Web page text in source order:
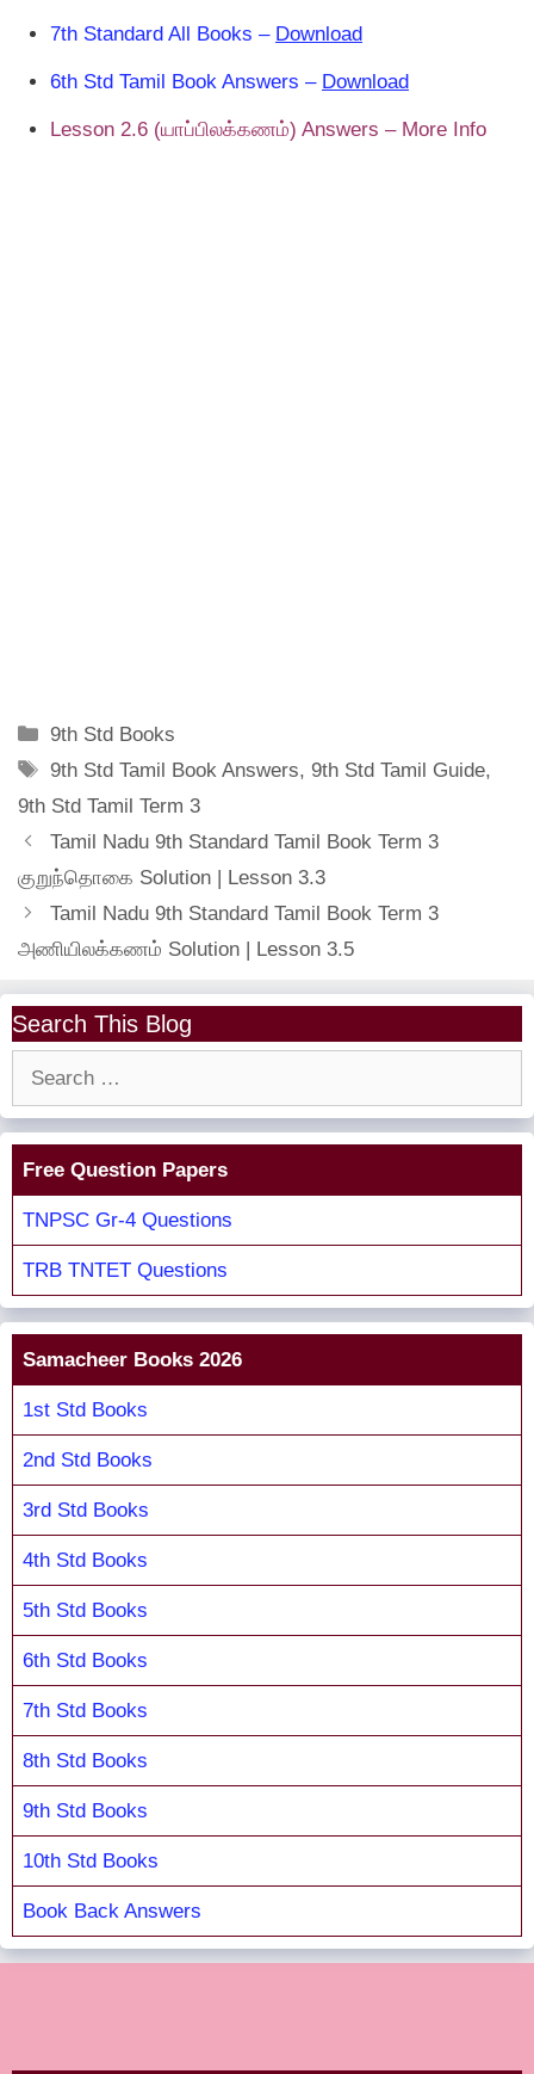
7th Standard All Books – Download
6th Std Tamil Book Answers – Download
Lesson 2.6 (யாப்பிலக்கணம்) Answers – More Info
Categories
9th Std Books
Tags
9th Std Tamil Book Answers,9th Std Tamil Guide,
9th Std Tamil Term 3
Tamil Nadu 9th Standard Tamil Book Term 3
குறுந்தொகை Solution | Lesson 3.3
Tamil Nadu 9th Standard Tamil Book Term 3
அணியிலக்கணம் Solution | Lesson 3.5
Search This Blog
Free Question Papers
TNPSC Gr-4 Questions
TRB TNTET Questions
Samacheer Books 2026
1st Std Books
2nd Std Books
3rd Std Books
4th Std Books
5th Std Books
6th Std Books
7th Std Books
8th Std Books
9th Std Books
10th Std Books
Book Back Answers